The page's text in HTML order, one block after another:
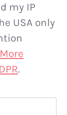
my IP
USA only
More
.